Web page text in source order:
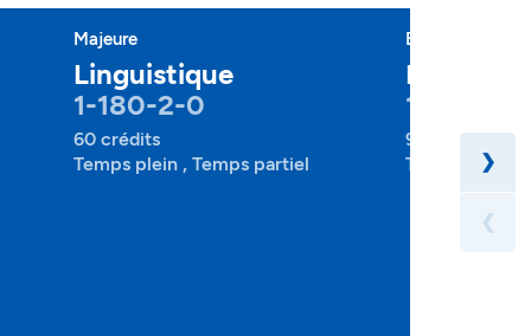
Majeure
Linguistique
1-180-2-0
60 crédits
Temps plein , Temps partiel
Baccalauréat
1-220-1-
90 crédits
Temps plein
❯
❮